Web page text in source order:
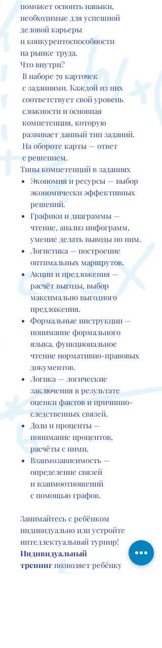
поможет освоить навыки,
необходимые для успешной
деловой карьеры
и конкурентоспособности
на рынке труда.
Что внутри?
В наборе 79 карточек
с заданиями. Каждой из них
соответствует свой уровень
сложности и основная
компетенция, которую
развивает данный тип заданий.
На обороте карты — ответ
с решением.
Типы компетенций в заданиях
Экономия и ресурсы — выбор
экономически эффективных
решений.
Графики и диаграммы —
чтение, анализ инфограмм,
умение делать выводы по ним.
Логистика — построение
оптимальных маршрутов.
Акции и предложения —
расчёт выгоды, выбор
максимально выгодного
предложения.
Формальные инструкции —
понимание формального
языка, функциональное
чтение нормативно-правовых
документов.
Логика — логические
заключения в результате
оценки фактов и причинно-
следственных связей.
Доли и проценты —
понимание процентов,
расчёты с ними.
Взаимозависимость —
определение связей
и взаимоотношений
с помощью графов.
Занимайтесь с ребёнком
индивидуально или устройте
интеллектуальный турнир!
Индивидуальный
тренинг позволяет ребёнку
максимально